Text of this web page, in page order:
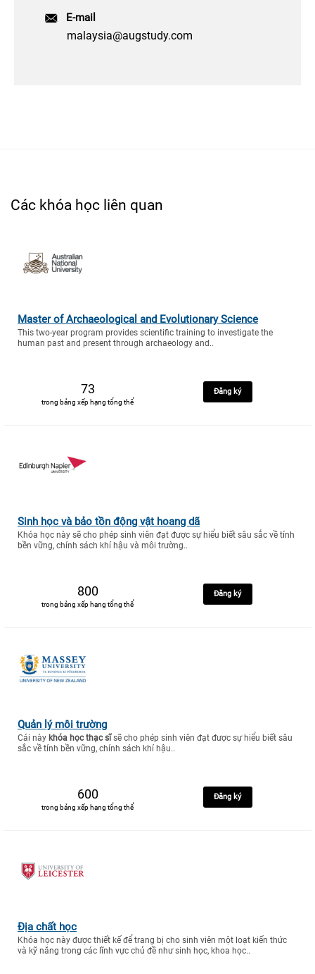
E-mail
malaysia@augstudy.com
Các khóa học liên quan
Master of Archaeological and Evolutionary Science
This two-year program provides scientific training to investigate the
human past and present through archaeology and..
73
trong bảng xếp hạng tổng thể
Đăng ký
Sinh học và bảo tồn động vật hoang dã
Khóa học này sẽ cho phép sinh viên đạt được sự hiểu biết sâu sắc về tính
bền vững, chính sách khí hậu và môi trường..
800
trong bảng xếp hạng tổng thể
Đăng ký
Quản lý môi trường
Cái này khóa học thạc sĩsẽ cho phép sinh viên đạt được sự hiểu biết sâu
sắc về tính bền vững, chính sách khí hậu..
600
trong bảng xếp hạng tổng thể
Đăng ký
Địa chất học
Khóa học này được thiết kế để trang bị cho sinh viên một loạt kiến thức
và kỹ năng trong các lĩnh vực chủ đề như sinh học, khoa học..